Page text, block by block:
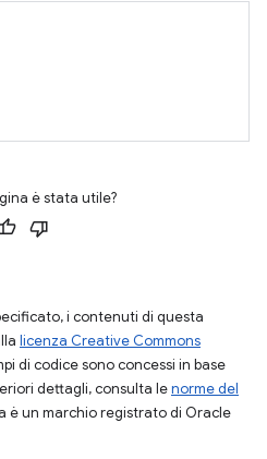
è stata utile?
i contenuti di questa
licenza Creative Commons
di codice sono concessi in base
dettagli, consulta lenorme del
è un marchio registrato di Oracle